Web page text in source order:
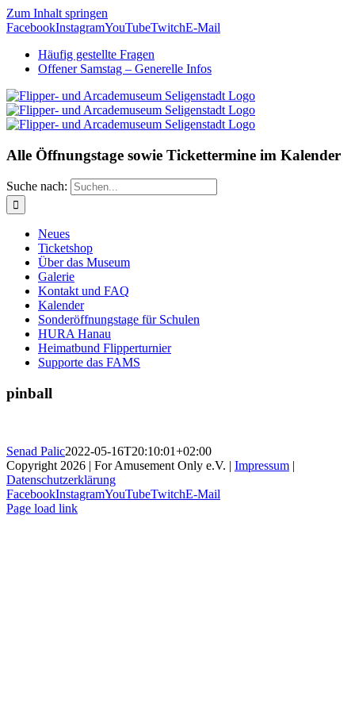
Zum Inhalt springen
FacebookInstagramYouTubeTwitchE-Mail
Häufig gestellte Fragen
Offener Samstag – Generelle Infos
Alle Öffnungstage sowie Tickettermine im Kalender
Suche nach:
Neues
Ticketshop
Über das Museum
Galerie
Kontakt und FAQ
Kalender
Sonderöffnungstage für Schulen
HURA Hanau
Heimatbund Flipperturnier
Supporte das FAMS
pinball
Senad Palic2022-05-16T20:10:01+02:00
Copyright 2026 | For Amusement Only e.V. | Impressum |
Datenschutzerklärung
FacebookInstagramYouTubeTwitchE-Mail
Page load link